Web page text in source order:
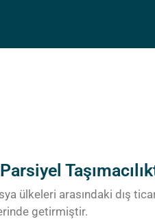
ülkeleri arasındaki dış
getirmiştir.